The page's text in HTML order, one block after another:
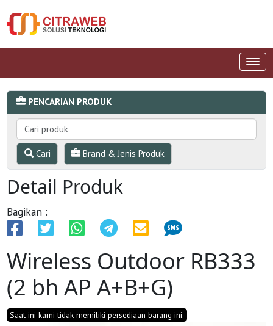
PENCARIAN PRODUK
Cari Brand & Jenis Produk
Detail Produk
Bagikan :
Wireless Outdoor RB333
(2 bh AP A+B+G)
Saat ini kami tidak memiliki persediaan barang ini.